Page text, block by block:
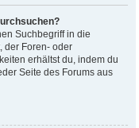
Suchbegriff in die
der Foren- oder
erhältst du, indem du
Seite des Forums aus